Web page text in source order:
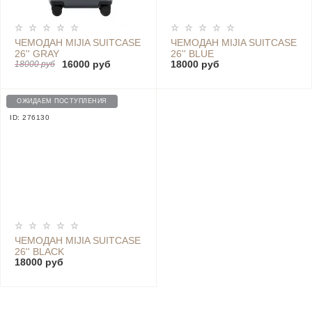
ЧЕМОДАН MIJIA SUITCASE
26'' GRAY
18000 руб 16000 руб
ЧЕМОДАН MIJIA SUITCASE
26'' BLUE
18000 руб
ОЖИДАЕМ ПОСТУПЛЕНИЯ
ID: 276130
ЧЕМОДАН MIJIA SUITCASE
26'' BLACK
18000 руб